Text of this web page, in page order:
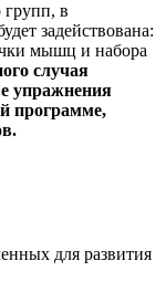
групп, в
задействована:
мышц и набора
случая
упражнения
программе,
для развития